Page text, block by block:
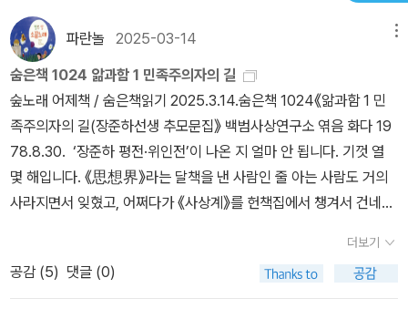
파란놀 2025-03-14
숨은책 1024 앎과함 1 민족주의자의 길
숲노래 어제책 / 숨은책읽기 2025.3.14.숨은책 1024《앎과함 1 민
족주의자의 길(장준하선생 추모문집》 백범사상연구소 엮음 화다 19
78.8.30. ‘장준하 평전·위인전’이 나온 지 얼마 안 됩니다. 기껏 열
몇 해입니다. 《思想界》라는 달책을 낸 사람인 줄 아는 사람도 거의
사라지면서 잊혔고, 어쩌다가 《사상계》를 헌책집에서 챙겨서 건네더
내두르는 이웃만 많았습니다. 1918년에 태어나서 배운 분이기에 ‘거
의 한문’으로 글을 쓸 수밖에 없었다고 여기기도 하지만, 1945년에
일본이 드디어 물러났어도 그야말로 숱한 글바치는 우리글을 안 썼습
더보기
공감 (5) 댓글 (0)